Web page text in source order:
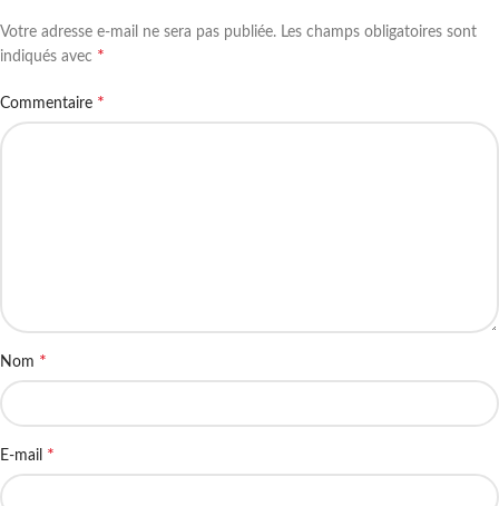
Votre adresse e-mail ne sera pas publiée. Les champs obligatoires sont
indiqués avec *
Commentaire *
Nom *
E-mail *